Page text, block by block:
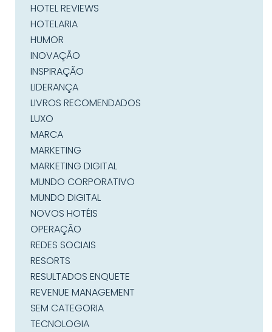
HOTEL REVIEWS
HOTELARIA
HUMOR
INOVAÇÃO
INSPIRAÇÃO
LIDERANÇA
LIVROS RECOMENDADOS
LUXO
MARCA
MARKETING
MARKETING DIGITAL
MUNDO CORPORATIVO
MUNDO DIGITAL
NOVOS HOTÉIS
OPERAÇÃO
REDES SOCIAIS
RESORTS
RESULTADOS ENQUETE
REVENUE MANAGEMENT
SEM CATEGORIA
TECNOLOGIA